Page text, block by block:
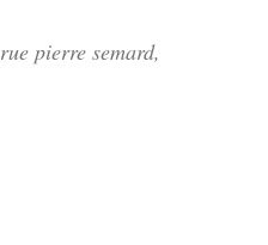
rue pierre semard,